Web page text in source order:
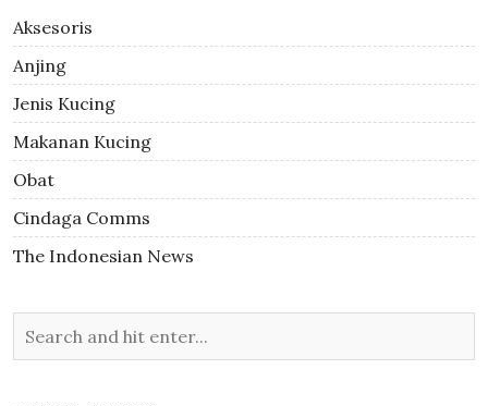
Aksesoris
Anjing
Jenis Kucing
Makanan Kucing
Obat
Cindaga Comms
The Indonesian News